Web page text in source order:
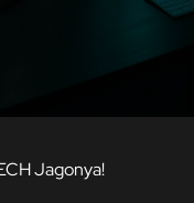
Jagonya!